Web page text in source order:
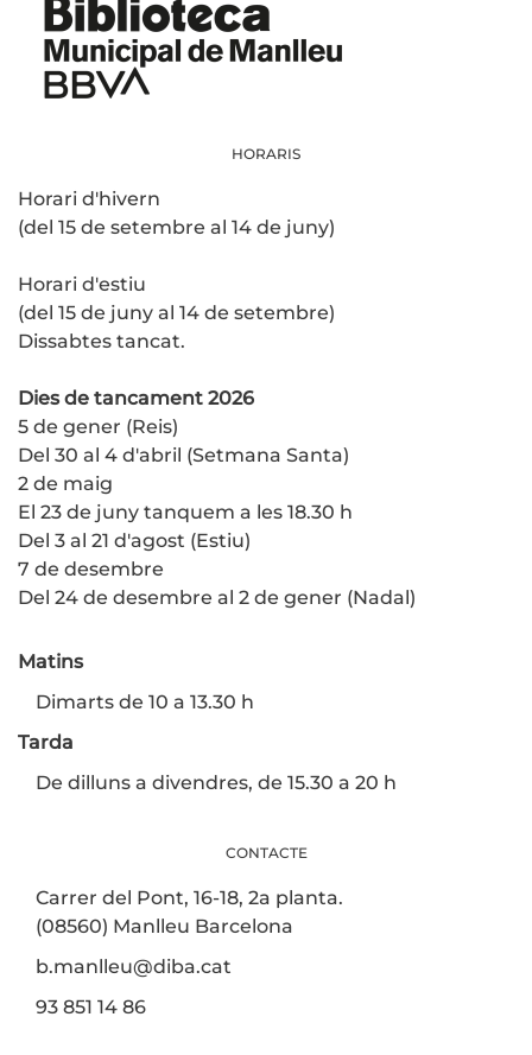
HORARIS
Horari d'hivern
(del 15 de setembre al 14 de juny)
Horari d'estiu
(del 15 de juny al 14 de setembre)
Dissabtes tancat.
Dies de tancament 2026
5 de gener (Reis)
Del 30 al 4 d'abril (Setmana Santa)
2 de maig
El 23 de juny tanquem a les 18.30 h
Del 3 al 21 d'agost (Estiu)
7 de desembre
Del 24 de desembre al 2 de gener (Nadal)
Matins
Dimarts de 10 a 13.30 h
Tarda
De dilluns a divendres, de 15.30 a 20 h
CONTACTE
Carrer del Pont, 16-18, 2a planta.
(08560) Manlleu Barcelona
b.manlleu@diba.cat
93 851 14 86